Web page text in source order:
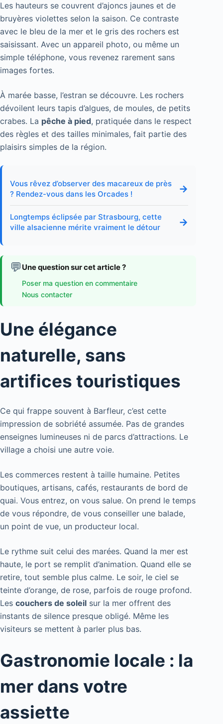
Les hauteurs se couvrent d’ajoncs jaunes et de
bruyères violettes selon la saison. Ce contraste
avec le bleu de la mer et le gris des rochers est
saisissant. Avec un appareil photo, ou même un
simple téléphone, vous revenez rarement sans
images fortes.
À marée basse, l’estran se découvre. Les rochers
dévoilent leurs tapis d’algues, de moules, de petits
crabes. La pêche à pied, pratiquée dans le respect
des règles et des tailles minimales, fait partie des
plaisirs simples de la région.
Vous rêvez d’observer des macareux de près
? Rendez-vous dans les Orcades !
→
Longtemps éclipsée par Strasbourg, cette
ville alsacienne mérite vraiment le détour
→
💬 Une question sur cet article ?
Poser ma question en commentaire
Nous contacter
Une élégance
naturelle, sans
artifices touristiques
Ce qui frappe souvent à Barfleur, c’est cette
impression de sobriété assumée. Pas de grandes
enseignes lumineuses ni de parcs d’attractions. Le
village a choisi une autre voie.
Les commerces restent à taille humaine. Petites
boutiques, artisans, cafés, restaurants de bord de
quai. Vous entrez, on vous salue. On prend le temps
de vous répondre, de vous conseiller une balade,
un point de vue, un producteur local.
Le rythme suit celui des marées. Quand la mer est
haute, le port se remplit d’animation. Quand elle se
retire, tout semble plus calme. Le soir, le ciel se
teinte d’orange, de rose, parfois de rouge profond.
Les couchers de soleil sur la mer offrent des
instants de silence presque obligé. Même les
visiteurs se mettent à parler plus bas.
Gastronomie locale : la
mer dans votre
assiette